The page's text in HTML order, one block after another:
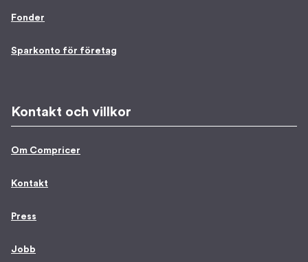
Fonder
Sparkonto för företag
Kontakt och villkor
Om Compricer
Kontakt
Press
Jobb